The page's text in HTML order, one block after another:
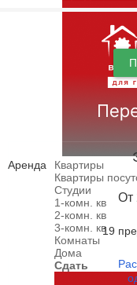
Аренда
Квартиры
Квартиры
Студии
1-комн. кв
2-комн. кв
3-комн. кв
Комнаты
Дома
Сдать
От
19